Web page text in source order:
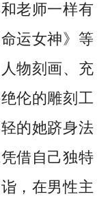
老师一样有
运女神》等
物刻画、充
伦的雕刻工
的她跻身法
借自己独特
，在男性主